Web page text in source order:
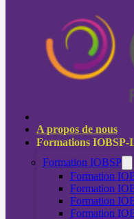
A propos de nous
Formations IOBSP-
Formation IOBSP
Formation
Formation
Formation
Formation